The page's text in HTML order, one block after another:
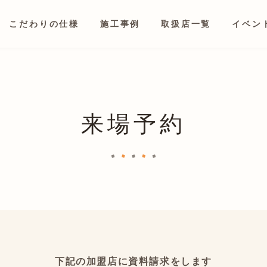
こだわりの仕様 施工事例 取扱店一覧 イベン
来場予約
下記の加盟店に資料請求をします